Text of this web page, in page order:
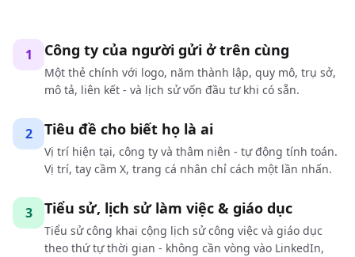
1 Công ty của người gửi ở trên cùng
Một thẻ chính với logo, năm thành lập, quy mô, trụ sở,
mô tả, liên kết - và lịch sử vốn đầu tư khi có sẵn.
2 Tiêu đề cho biết họ là ai
Vị trí hiện tại, công ty và thâm niên - tự động tính toán.
Vị trí, tay cầm X, trang cá nhân chỉ cách một lần nhấn.
3 Tiểu sử, lịch sử làm việc & giáo dục
Tiểu sử công khai cộng lịch sử công việc và giáo dục
theo thứ tự thời gian - không cần vòng vào LinkedIn,